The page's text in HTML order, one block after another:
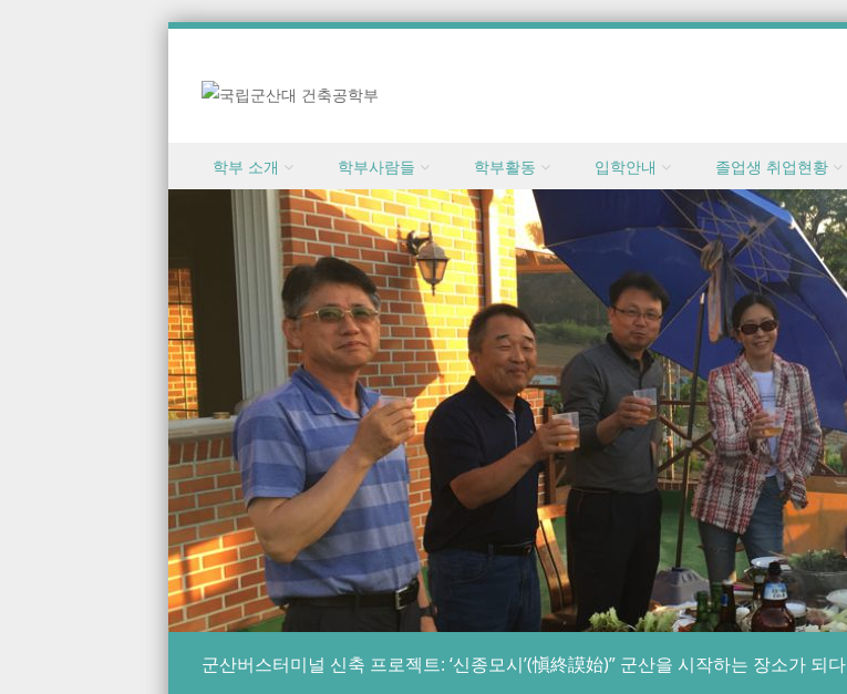
Menu
Skip to content
학부 소개 학부사람들 학부활동 입학안내 졸업생 취업현황
군산버스터미널 신축 프로젝트: ‘신종모시’(愼終謨始)” 군산을 시작하는 장소가 되다